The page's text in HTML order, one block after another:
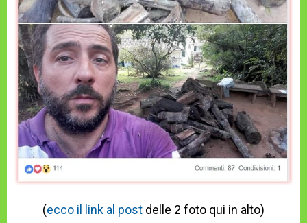
(ecco il link al post delle 2 foto qui in alto)